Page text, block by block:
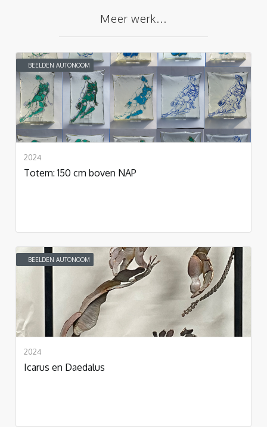
Meer werk...
BEELDEN AUTONOOM
2024
Totem: 150 cm boven NAP
BEELDEN AUTONOOM
2024
Icarus en Daedalus